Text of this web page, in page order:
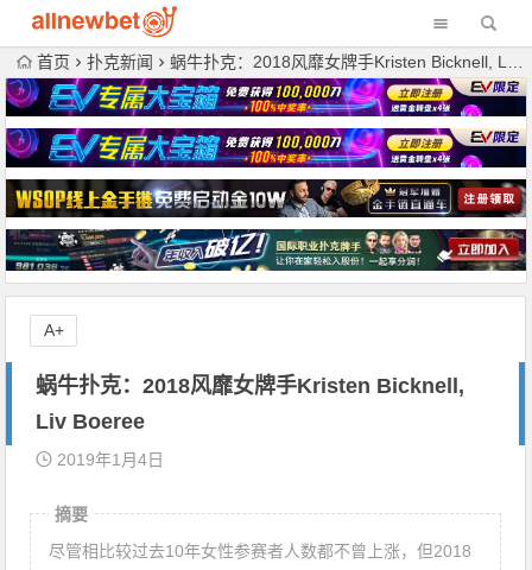
首页 扑克新闻 蜗牛扑克：2018风靡女牌手Kristen Bicknell, Liv Boeree
蜗牛扑克：2018风靡女牌手Kristen Bicknell,
Liv Boeree
2019年1月4日
摘要
尽管相比较过去10年女性参赛者人数都不曾上涨，但2018
A+